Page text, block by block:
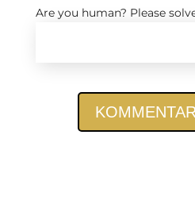
Are you human? Please